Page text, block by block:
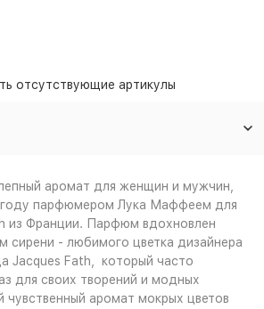
отсутствующие артикулы
аромат для женщин и мужчин,
парфюмером Лука Маффеем для
из Франции. Парфюм вдохновлен
сирени - любимого цветка дизайнера
Jacques Fath, который часто
для своих творений и модных
чувственный аромат мокрых цветов